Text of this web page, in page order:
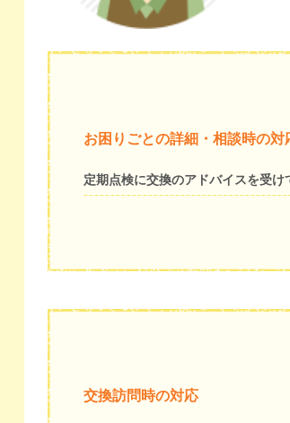
お困りごとの詳細・相談時の対
定期点検に交換のアドバイスを受け
交換訪問時の対応